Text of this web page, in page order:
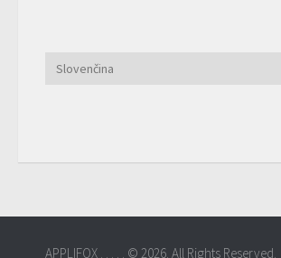
Vyberte
APPLIFOX . . . . . © 2026. All Rights Reserved.